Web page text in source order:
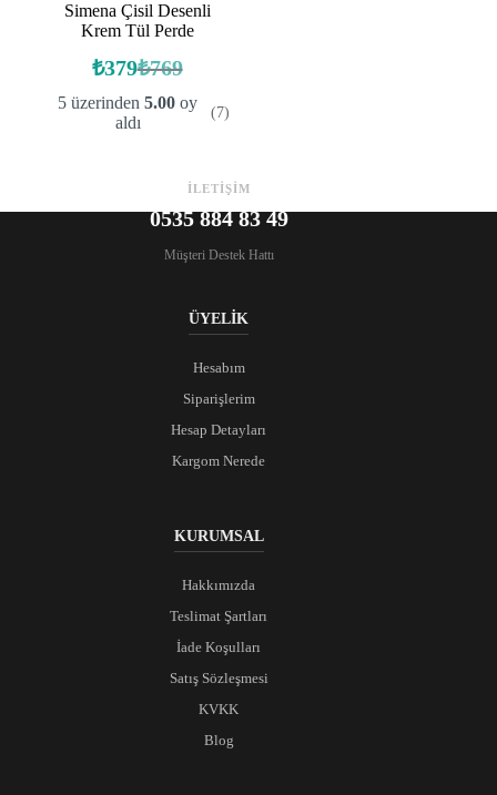
Simena Çisil Desenli
Krem Tül Perde
₺769
Orijinal
fiyat:
₺769.
₺379Şu
andaki
fiyat:
5 üzerinden5.00 oy
aldı
(7)
İLETİŞİM
0535 884 83 49
Müşteri Destek Hattı
ÜYELİK
Hesabım
Siparişlerim
Hesap Detayları
Kargom Nerede
KURUMSAL
Hakkımızda
Teslimat Şartları
İade Koşulları
Satış Sözleşmesi
KVKK
Blog